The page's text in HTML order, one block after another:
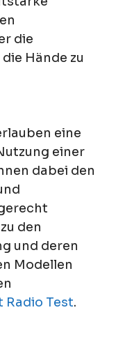
die
Hände zu
eine
einer
dabei den
den
und deren
Modellen
Radio Test.